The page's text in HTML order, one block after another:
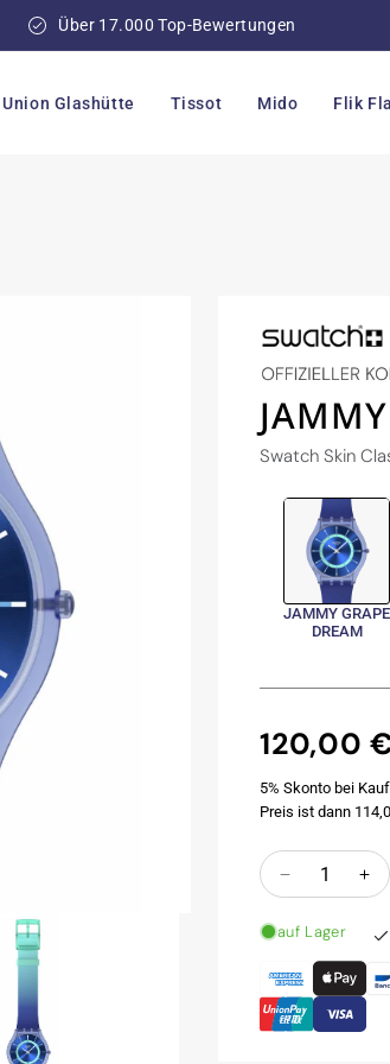
Über 17.000 Top-Bewertungen
Union Glashütte Tissot Mido Flik
Swatch Skin
JAMMY GRAPE
DREAM
Normaler
120,00
5% Skonto bei
Preis ist dann
Anzahl
Verringere
Menge
JAMMY
GRAPE
DREAM
für
auf Lager